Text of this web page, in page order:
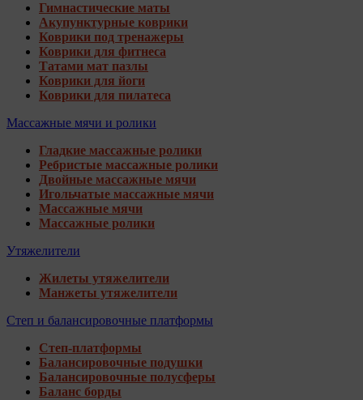
Гимнастические маты
Акупунктурные коврики
Коврики под тренажеры
Коврики для фитнеса
Татами мат пазлы
Коврики для йоги
Коврики для пилатеса
Массажные мячи и ролики
Гладкие массажные ролики
Ребристые массажные ролики
Двойные массажные мячи
Игольчатые массажные мячи
Массажные мячи
Массажные ролики
Утяжелители
Жилеты утяжелители
Манжеты утяжелители
Степ и балансировочные платформы
Степ-платформы
Балансировочные подушки
Балансировочные полусферы
Баланс борды